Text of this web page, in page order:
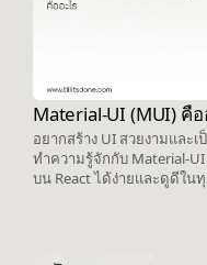
Material-UI (MUI) คือ
อยากสร้าง UI สวยงามและ
ทำความรู้จักกับ Material-
บน React ได้ง่ายและดูดีใน